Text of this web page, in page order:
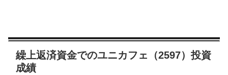
繰上返済資金でのユニカフェ（2597）投資
成績